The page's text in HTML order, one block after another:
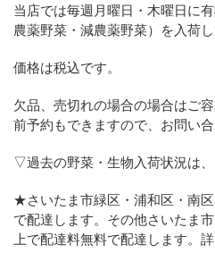
当店では毎週月曜日・木曜日に
農薬野菜・減農薬野菜）を入荷し
価格は税込です。
欠品、売切れの場合の場合はご
前予約もできますので、お問い合
▽過去の野菜・生物入荷状況は、
★さいたま市緑区・浦和区・南
で配達します。その他さいたま
上で配達料無料で配達します。